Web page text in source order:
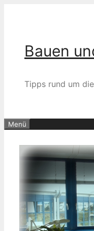
Bauen
Tipps rund um
Menü